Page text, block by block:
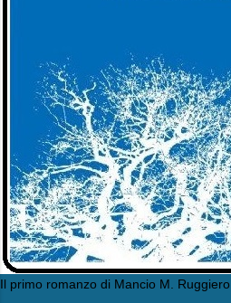
Il primo romanzo di Mancio M. Ruggiero